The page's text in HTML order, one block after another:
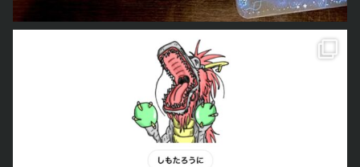
のLINEスタンプが完成しました
本当は